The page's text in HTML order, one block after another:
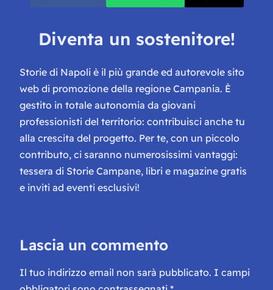
Diventa un sostenitore!
Storie di Napoli è il più grande ed autorevole sito
web di promozione della regione Campania. È
gestito in totale autonomia da giovani
professionisti del territorio: contribuisci anche tu
alla crescita del progetto. Per te, con un piccolo
contributo, ci saranno numerosissimi vantaggi:
tessera di Storie Campane, libri e magazine gratis
e inviti ad eventi esclusivi!
Lascia un commento
Il tuo indirizzo email non sarà pubblicato. I campi